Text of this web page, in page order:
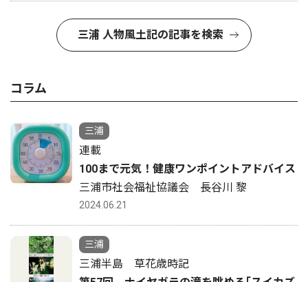
三浦 人物風土記の記事を検索
コラム
三浦
連載
100まで元気！健康ワンポイントアドバイス
三浦市社会福祉協議会 長谷川 黎
2024.06.21
三浦
三浦半島 草花歳時記